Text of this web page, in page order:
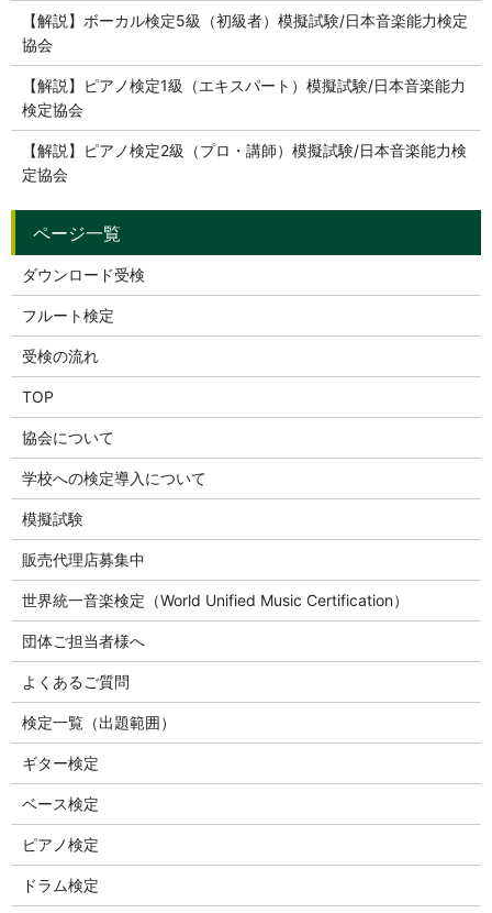
【解説】ボーカル検定5級（初級者）模擬試験/日本音楽能力検定
協会
【解説】ピアノ検定1級（エキスパート）模擬試験/日本音楽能力
検定協会
【解説】ピアノ検定2級（プロ・講師）模擬試験/日本音楽能力検
定協会
ダウンロード受検
フルート検定
受検の流れ
TOP
協会について
学校への検定導入について
模擬試験
販売代理店募集中
世界統一音楽検定（World Unified Music Certification）
団体ご担当者様へ
よくあるご質問
検定一覧（出題範囲）
ギター検定
ベース検定
ピアノ検定
ドラム検定